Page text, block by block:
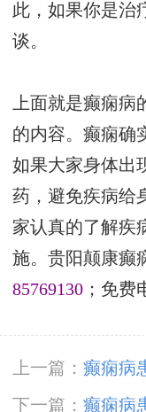
此，如果你是治
谈。
上面就是癫痫
的内容。癫痫确
如果大家身体出
药，避免疾病给
家认真的了解疾
施。贵阳颠康癫
85769130 ；免费
上一篇： 癫痫病
查
下一篇： 癫痫病